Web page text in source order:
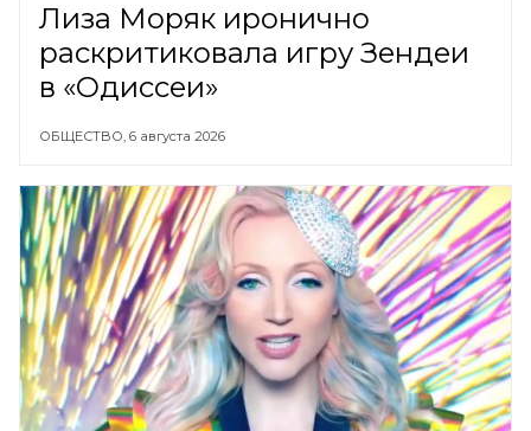
Лиза Моряк иронично
раскритиковала игру Зендеи
в «Одиссеи»
ОБЩЕСТВО, 6 августа 2026